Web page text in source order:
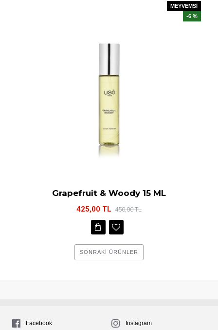
MEYVEMSİ
-6 %
Grapefruit & Woody 15 ML
425,00 TL 450,00 TL
SONRAKI ÜRÜNLER
Facebook Instagram